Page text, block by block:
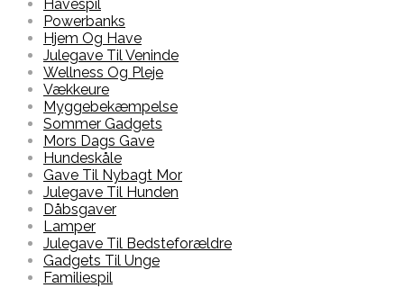
Havespil
Powerbanks
Hjem Og Have
Julegave Til Veninde
Wellness Og Pleje
Vækkeure
Myggebekæmpelse
Sommer Gadgets
Mors Dags Gave
Hundeskåle
Gave Til Nybagt Mor
Julegave Til Hunden
Dåbsgaver
Lamper
Julegave Til Bedsteforældre
Gadgets Til Unge
Familiespil